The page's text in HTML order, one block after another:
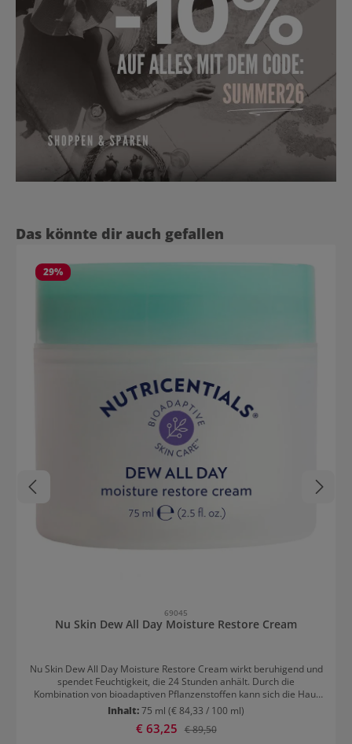
Produktgalerie überspringen
Das könnte dir auch gefallen
29%
69045
Nu Skin Dew All Day Moisture Restore Cream
Nu Skin Dew All Day Moisture Restore Cream wirkt beruhigend und
spendet Feuchtigkeit, die 24 Stunden anhält. Durch die
Kombination von bioadaptiven Pflanzenstoffen kann sich die Haut
leichter an verschiedene Umwelteinflüsse anpassen. Die cremige
Rezeptur wirkt intensiv pflegend und sorgt für geschmeidigere,
Inhalt:75 ml (€ 84,33 / 100 ml)
Verkaufspreis:
€ 63,25 Regulärer Preis:
€ 89,50